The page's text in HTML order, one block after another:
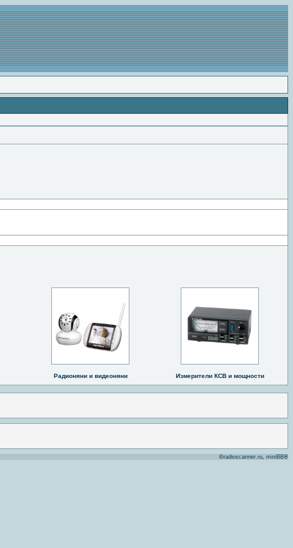
Радионяни и видеоняни Измерители КСВ и мощности
©radioscanner.ru, miniBB®